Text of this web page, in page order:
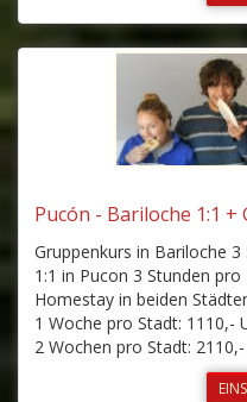
Pucón - Bariloche 1:1
Gruppenkurs in Bariloche
1:1 in Pucon 3 Stunden pro
Homestay in beiden
1 Woche pro Stadt: 1110,-
2 Wochen pro Stadt: